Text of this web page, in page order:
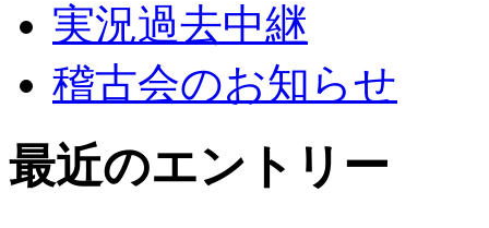
実況過去中継
稽古会のお知らせ
最近のエントリー